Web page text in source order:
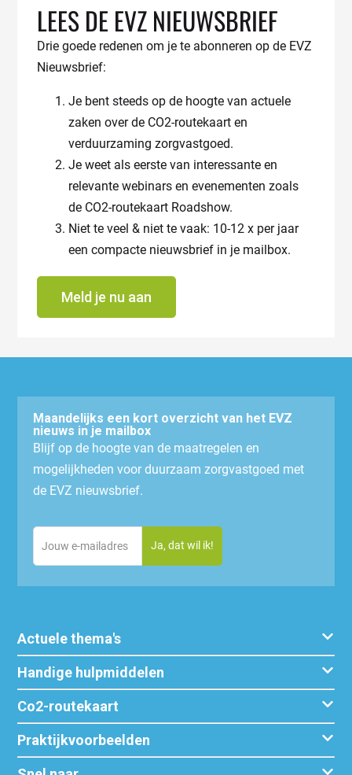
LEES DE EVZ NIEUWSBRIEF
Drie goede redenen om je te abonneren op de EVZ
Nieuwsbrief:
Je bent steeds op de hoogte van actuele
zaken over de CO2-routekaart en
verduurzaming zorgvastgoed.
Je weet als eerste van interessante en
relevante webinars en evenementen zoals
de CO2-routekaart Roadshow.
Niet te veel & niet te vaak: 10-12 x per jaar
een compacte nieuwsbrief in je mailbox.
Meld je nu aan
Maandelijks een kort overzicht van het EVZ
nieuws in je mailbox
Blijf op de hoogte van de maatregelen en
mogelijkheden voor duurzaam zorgvastgoed met
de EVZ nieuwsbrief.
Actuele thema's
Handige hulpmiddelen
Co2-routekaart
Praktijkvoorbeelden